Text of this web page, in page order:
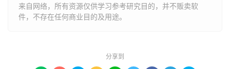
来自网络，所有资源仅供学习参考研究目的，并不贩卖软
件，不存在任何商业目的及用途。
分享到